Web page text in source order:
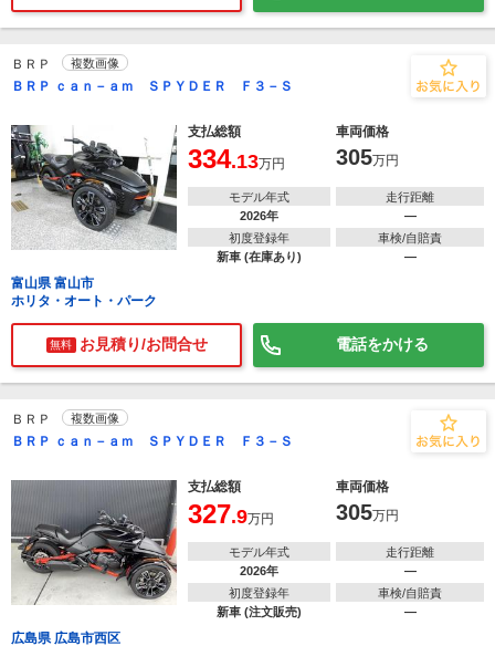
ＢＲＰ 複数画像
ＢＲＰ ｃａｎ－ａｍ ＳＰＹＤＥＲ Ｆ３－Ｓ
支払総額 車両価格
334.13万円 305万円
モデル年式
2026年
走行距離
―
初度登録年
新車 (在庫あり)
車検/自賠責
―
富山県 富山市
ホリタ・オート・パーク
無料 お見積り/お問合せ 電話をかける
ＢＲＰ 複数画像
ＢＲＰ ｃａｎ－ａｍ ＳＰＹＤＥＲ Ｆ３－Ｓ
支払総額 車両価格
327.9万円 305万円
モデル年式
2026年
走行距離
―
初度登録年
新車 (注文販売)
車検/自賠責
―
広島県 広島市西区